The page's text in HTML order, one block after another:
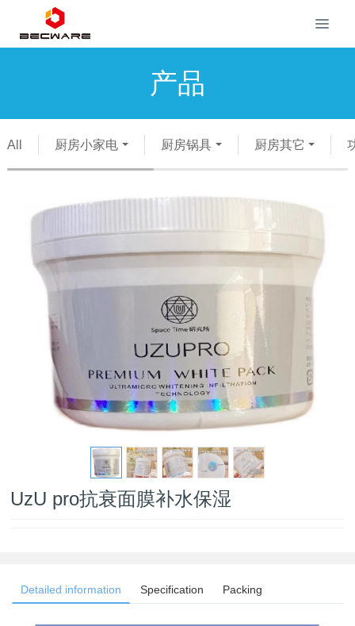
产品
All 厨房小家电 厨房锅具 厨房其它
UzU pro抗衰面膜补水保湿
Detailed information Specification Packing